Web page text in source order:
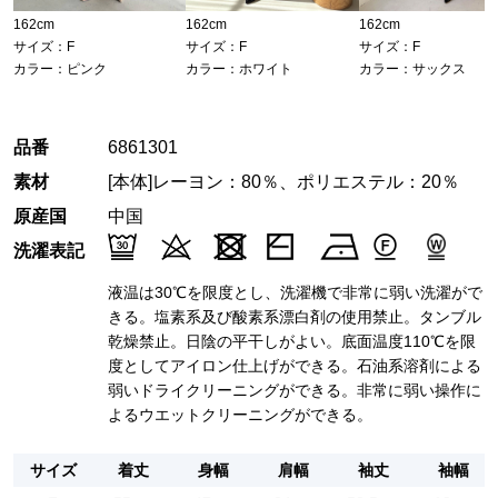
162cm
サイズ：F
カラー：ピンク
162cm
サイズ：F
カラー：ホワイト
162cm
サイズ：F
カラー：サックス
品番
6861301
素材
[本体]レーヨン：80％、ポリエステル：20％
原産国
中国
洗濯表記
液温は30℃を限度とし、洗濯機で非常に弱い洗濯がで
きる。塩素系及び酸素系漂白剤の使用禁止。タンブル
乾燥禁止。日陰の平干しがよい。底面温度110℃を限
度としてアイロン仕上げができる。石油系溶剤による
弱いドライクリーニングができる。非常に弱い操作に
よるウエットクリーニングができる。
サイズ 着丈 身幅 肩幅 袖丈
袖幅